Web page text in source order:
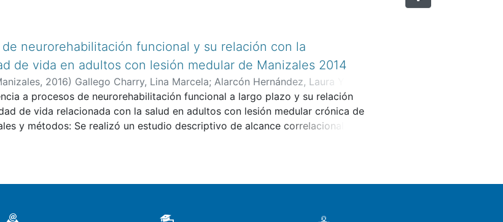
neurorehabilitación funcional y su relación con la
de vida en adultos con lesión medular de Manizales 2014
, 2016) Gallego Charry, Lina Marcela; Alarcón Hernández, Laura Yiceth
;Henao Lema, Claudia Patricia;Pérez Parra, Julio Ernesto
a procesos de neurorehabilitación funcional a largo plazo y su relación
de vida relacionada con la salud en adultos con lesión medular crónica de
y métodos: Se realizó un estudio descriptivo de alcance correlacional con
de la ciudad de Manizales, que tuvieran lesión medular de más de seis
funcional y WHOQOL-BREF para establecer la calidad de vida
entre la discapacidad global y el factor socioeconómico y entre la misma y el